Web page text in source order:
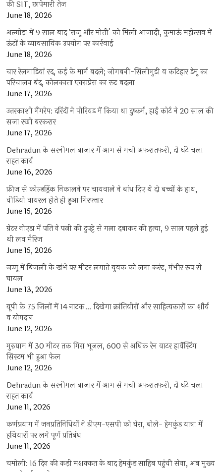
की SIT, छापेमारी तेज
June 18, 2026
अल्मोड़ा में 9 साल बाद ‘राजू और मोती’ को मिली आजादी, कुमाऊं महोत्सव में
ऊंटों के व्यावसायिक उपयोग पर कार्रवाई
June 18, 2026
चार रेलगाड़ियां रद, कई के मार्ग बदले; जोगबनी-सिलीगुड़ी व कटिहार डेमू का
परिचालन बंद, कोलकाता एक्सप्रेस का रूट बदला
June 17, 2026
उत्तरकाशी गैंगरेप: दरिंदों ने पीरियड में किया था दुष्कर्म, हाई कोर्ट ने 20 साल की
सजा रखी बरकरार
June 17, 2026
Dehradun के सरनीमल बाजार में आग से मची अफरातफरी, दो घंटे चला
राहत कार्य
June 16, 2026
फ्रीज से कोल्डड्रिंक निकालने पर चायवाले ने बांध दिए थे दो बच्चों के हाथ,
वीडियो वायरल होते ही हुआ गिरफ्तार
June 15, 2026
ग्रेटर नोएडा में पति ने पत्नी की दुपट्टे से गला दबाकर की हत्या, 9 साल पहले हुई
थी लव मैरिज
June 15, 2026
जम्मू में बिजली के खंभे पर मीटर लगाते युवक को लगा करंट, गंभीर रूप से
घायल
June 13, 2026
यूपी के 75 जिलों में 14 नाटक… दिखेगा क्रांतिवीरों और साहित्यकारों का शौर्य
व योगदान
June 12, 2026
गुरुग्राम में 30 मीटर तक गिरा भूजल, 600 से अधिक रेन वाटर हार्वेस्टिंग
सिस्टम भी हुआ फेल
June 12, 2026
Dehradun के सरनीमल बाजार में आग से मची अफरातफरी, दो घंटे चला
राहत कार्य
June 11, 2026
कर्णप्रयाग में जनप्रतिनिधियों ने डीएम-एसपी को घेरा, बोले- हेमकुंड यात्रा में
हथियारों पर लगे पूर्ण प्रतिबंध
June 11, 2026
चमोली: 16 दिन की कड़ी मशक्कत के बाद हेमकुंड साहिब पहुंची सेना, अब मुख्य